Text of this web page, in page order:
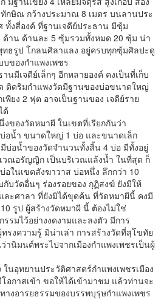
กษิณ กว้างประมาณ 8 เมตร บนลานประ
ทั้งสี่องค์ ที่ฐานเจดีย์ประธาน มีซุ้ม
ด้าน ด้านละ 5 ซุ้มรวมทั้งหมด 20 ซุ้ม น่า
ธรูป โกลนศิลาแลง อยู่ครบทุกซุ้มศิลปะดู
ของกำแพงเพชร
จดีย์เล็กๆ อีกหลายองค์ คงเป็นที่เก็บ
ติดริมกำแพงวัดมีฐานของบ่อขนาดใหญ่
พียง 2 ฟุต อาจเป็นฐานของ เจดีย์ราย
ด้
วัดหมาผี ในเขตที่เรียกกันว่า
อน้ำ ขนาดใหญ่ 1 บ่อ และขนาดเล็ก
บ่อน้ำของวัดจำนวนทั้งสิ้น 4 บ่อ มีทั้งอยู่
วณอรัญญิก เป็นบริเวณแล้งน้ำ ในที่สุด ก็
อในเขตสังฆาวาส บ่อหนึ่ง ลึกกว่า 10
กับวัดอื่นๆ ร่องรอยของ กุฏิสงฆ์ ยังมีให้
ละศาลา ที่ยังมิได้ขุดค้น ที่วัดหมาผีนี้ คงมี
รูป ผู้สร้างวัดหมาผี นี้ ต้องไม่ใช่
รมไว้อย่างงดงามและลงตัว มีการ
รงความรู้ มิน่าเล่า การสร้างวัดที่สุโขทัย
นิมนต์พระไปจากเมืองกำแพงเพชรเป็นผู้
นอุทยานประวัติศาสตร์กำแพงเพชรเมือง
อกาสเข้า ขอให้ได้เข้ามาชม แล้วท่านจะ
างอารยธรรมของบรรพบุรุษกำแพงเพชร